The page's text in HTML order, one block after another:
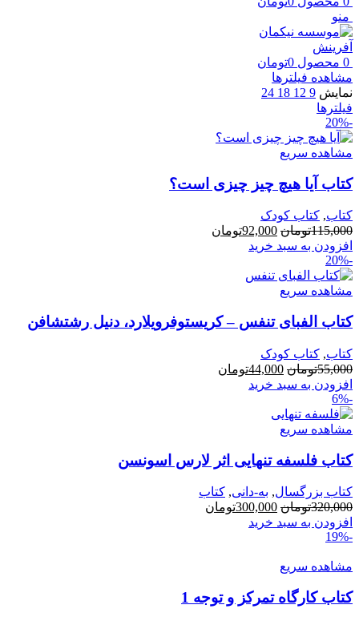
منو
0 محصول 0تومان
مشاهده فیلترها
نمایش 9
12
18
24
فیلترها
-20%
مشاهده سریع
کتاب آیا هیچ چیز چیزی است؟
کتاب, کتاب کودک
115,000تومان قیمت
اصلی:
بود.
92,000تومان
افزودن به سبد خرید
-20%
مشاهده سریع
کتاب الفبای تنفس – کریستوفرویلارد، دنیل رشتشافن
کتاب, کتاب کودک
55,000تومان قیمت
اصلی:
بود.
44,000تومان
افزودن به سبد خرید
-6%
مشاهده سریع
کتاب فلسفه تنهایی اثر لارس اسونسن
کتاب بزرگسال, به-دانی, کتاب
320,000تومان قیمت
اصلی:
300,000تومان
افزودن به سبد خرید
-19%
مشاهده سریع
کتاب کارگاه تمرکز و توجه 1